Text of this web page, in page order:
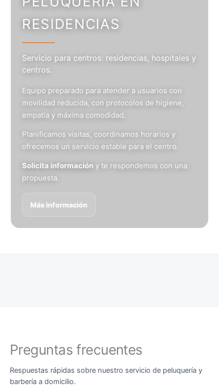
RESIDENCIAS
Servicio para centros: residencias, hospitales y
centros.
Equipo preparado para atender a usuarios con
movilidad reducida, con protocolos de higiene,
empatía y máxima comodidad.
Planificamos visitas, coordinamos horarios y
ofrecemos un servicio estable para el centro.
Solicita información y te respondemos con una
propuesta.
Más información
Preguntas frecuentes
Respuestas rápidas sobre nuestro servicio de peluquería y
barbería a domicilio.